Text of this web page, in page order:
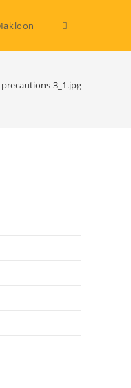
Toggle
3_1.jpg